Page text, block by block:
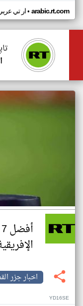
ار تي• arabic.rt.com
الإفريقية
اخبار جزر
YD16SE